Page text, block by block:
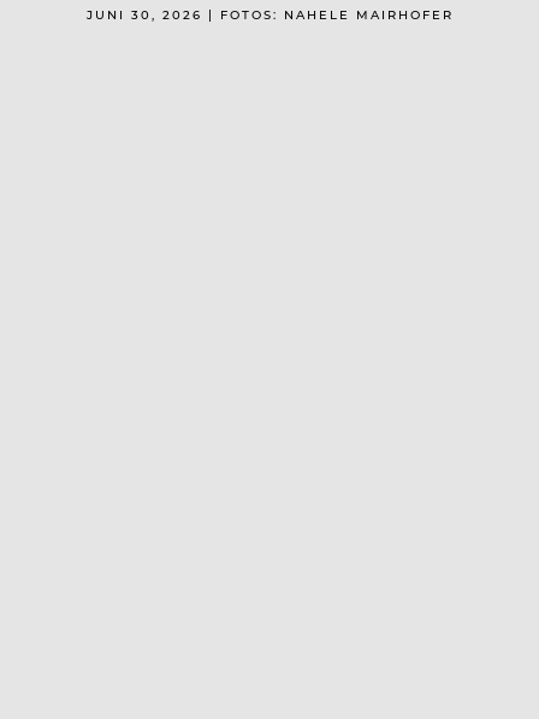
JUNI 30, 2026 | FOTOS: NAHELE MAIRHOFER